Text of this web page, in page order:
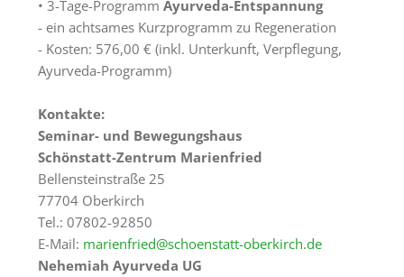
Was
ist
Schönstatt?
Schönstatt-
Zentrum
Marienfried
Schönstattbewegung
Freiburg
Veranstaltungen
Termine
• 3-Tage-ProgrammAyurveda-Entspannung
- ein achtsames Kurzprogramm zu Regeneration
- Kosten: 576,00 € (inkl. Unterkunft, Verpflegung,
Ayurveda-Programm)
Kontakte:
Seminar- und Bewegungshaus
Schönstatt-Zentrum Marienfried
Bellensteinstraße 25
77704 Oberkirch
Tel.: 07802-92850
E-Mail: marienfried@schoenstatt-oberkirch.de
Nehemiah Ayurveda UG